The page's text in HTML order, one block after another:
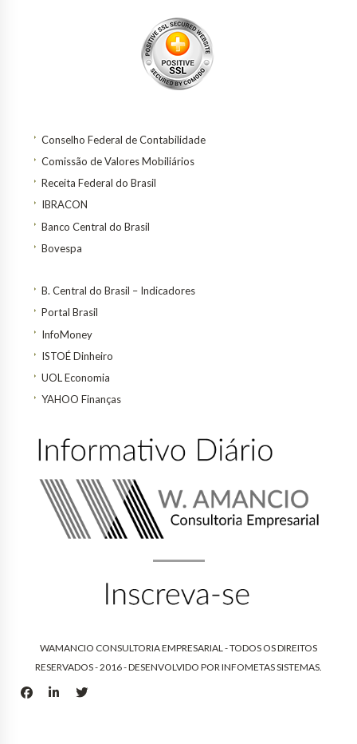
Conselho Federal de Contabilidade
Comissão de Valores Mobiliários
Receita Federal do Brasil
IBRACON
Banco Central do Brasil
Bovespa
B. Central do Brasil – Indicadores
Portal Brasil
InfoMoney
ISTOÉ Dinheiro
UOL Economia
YAHOO Finanças
WAMANCIO CONSULTORIA EMPRESARIAL - TODOS OS DIREITOS
RESERVADOS - 2016 - DESENVOLVIDO POR INFOMETAS SISTEMAS